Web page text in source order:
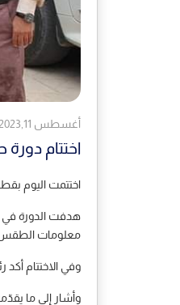
أغسطس 2023,11
اختتام دورة
اختتمت اليوم
معلومات الطقس
وفي الاختتام أكد
وأشار إلى ما